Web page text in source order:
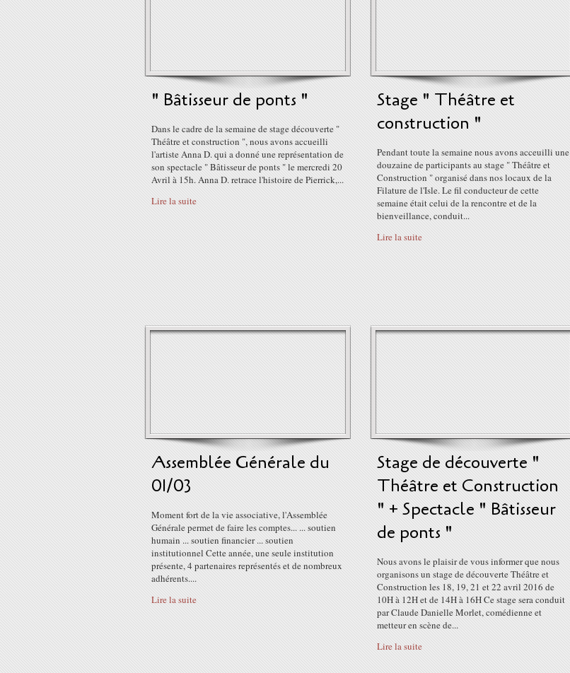
" Bâtisseur de ponts "
Dans le cadre de la semaine de stage découverte "
Théâtre et construction ", nous avons accueilli
l'artiste Anna D. qui a donné une représentation de
son spectacle " Bâtisseur de ponts " le mercredi 20
Avril à 15h. Anna D. retrace l'histoire de Pierrick,...
Lire la suite
Stage " Théâtre et
construction "
Pendant toute la semaine nous avons acceuilli une
douzaine de participants au stage " Théâtre et
Construction " organisé dans nos locaux de la
Filature de l'Isle. Le fil conducteur de cette
semaine était celui de la rencontre et de la
bienveillance, conduit...
Lire la suite
Assemblée Générale du
01/03
Moment fort de la vie associative, l'Assemblée
Générale permet de faire les comptes... ... soutien
humain ... soutien financier ... soutien
institutionnel Cette année, une seule institution
présente, 4 partenaires représentés et de nombreux
adhérents....
Lire la suite
Stage de découverte "
Théâtre et Construction
" + Spectacle " Bâtisseur
de ponts "
Nous avons le plaisir de vous informer que nous
organisons un stage de découverte Théâtre et
Construction les 18, 19, 21 et 22 avril 2016 de
10H à 12H et de 14H à 16H Ce stage sera conduit
par Claude Danielle Morlet, comédienne et
metteur en scène de...
Lire la suite